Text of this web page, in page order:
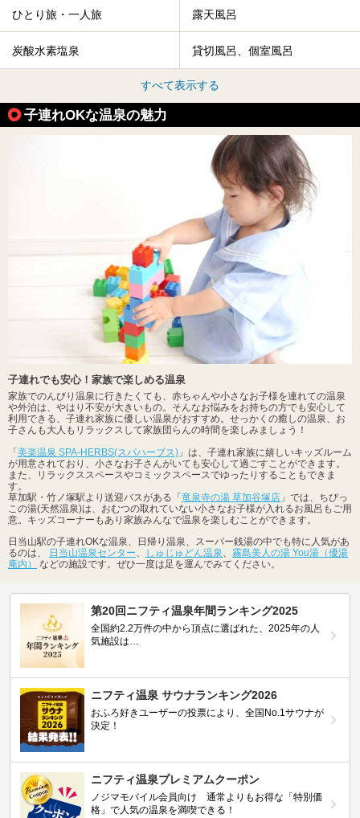
ひとり旅・一人旅 露天風呂
炭酸水素塩泉 貸切風呂、個室風呂
すべて表示する
子連れOKな温泉の魅力
子連れでも安心！家族で楽しめる温泉
家族でのんびり温泉に行きたくても、赤ちゃんや小さなお子様を連れての温泉
や外泊は、やはり不安が大きいもの。そんなお悩みをお持ちの方でも安心して
利用できる、子連れ家族に優しい温泉がおすすめ。せっかくの癒しの温泉、お
子さんも大人もリラックスして家族団らんの時間を楽しみましょう！
「美楽温泉 SPA-HERBS(スパハーブス) 」は、子連れ家族に嬉しいキッズルーム
が用意されており、小さなお子さんがいても安心して過ごすことができます。
また、リラックススペースやコミックスペースでゆったりすることもできま
す。
草加駅・竹ノ塚駅より送迎バスがある「竜泉寺の湯 草加谷塚店 」では、ちびっ
この湯(天然温泉)は、おむつの取れていない小さなお子様が入れるお風呂もご用
意。キッズコーナーもあり家族みんなで温泉を楽しむことができます。
日当山駅の子連れOKな温泉、日帰り温泉、スーパー銭湯の中でも特に人気があ
るのは、
日当山温泉センター しゅじゅどん温泉
霧島美人の湯 You湯（優湯
庵内）
などの施設です。ぜひ一度は足を運んでみてください。
第20回ニフティ温泉年間ランキング2025
全国約2.2万件の中から頂点に選ばれた、2025年の人
気施設は…
ニフティ温泉 サウナランキング2026
おふろ好きユーザーの投票により、全国No.1サウナが
決定！
ニフティ温泉プレミアムクーポン
ノジマモバイル会員向け 通常よりもお得な「特別価
格」で人気の温泉を満喫できる！